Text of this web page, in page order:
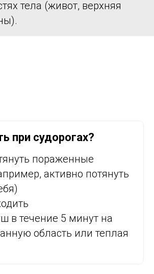
тела (живот, верхняя
при судорогах?
пораженные
активно потянуть
в течение 5 минут на
область или теплая